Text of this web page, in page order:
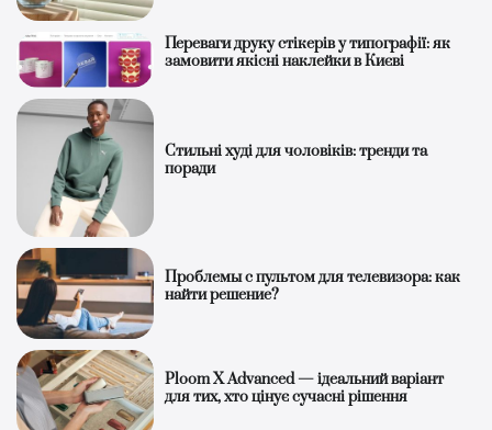
Переваги друку стікерів у типографії: як
замовити якісні наклейки в Києві
Стильні худі для чоловіків: тренди та
поради
Проблемы с пультом для телевизора: как
найти решение?
Ploom X Advanced — ідеальний варіант
для тих, хто цінує сучасні рішення